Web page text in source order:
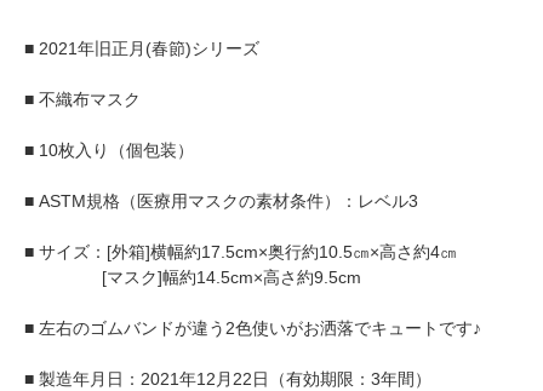
■ 2021年旧正月(春節)シリーズ
■ 不織布マスク
■ 10枚入り（個包装）
■ ASTM規格（医療用マスクの素材条件）：レベル3
■ サイズ：[外箱]横幅約17.5cm×奥行約10.5㎝×高さ約4㎝
[マスク]幅約14.5cm×高さ約9.5cm
■ 左右のゴムバンドが違う2色使いがお洒落でキュートです♪
■ 製造年月日：2021年12月22日（有効期限：3年間）